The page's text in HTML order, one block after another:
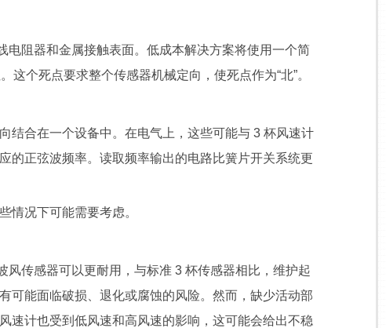
阻器和金属接触表面。低成本解决方案将使用一个简
这个死点要求整个传感器机械定向，使死点作为“北”。
合在一个设备中。在电气上，这些可能与 3 杯风速计
的正弦波频率。读取频率输出的电路比簧片开关系统更
况下可能需要考虑。
传感器可以更耐用，与标准 3 杯传感器相比，维护起
可能面临破损、退化或腐蚀的风险。然而，缺少活动部
速计也受到低风速和高风速的影响，这可能会给出不稳